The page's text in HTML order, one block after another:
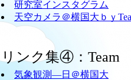
研究室インスタグラム
天空カメラ＠横国大ｂｙ
リンク集④：
気象観測―日＠横国大